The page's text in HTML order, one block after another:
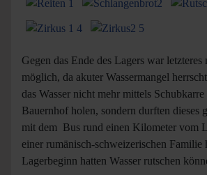
Gegen das Ende des Lagers war letzteres
möglich, da akuter Wassermangel
das Wasser nicht mehr mittels
Bauernhof holen, sondern durften dieses
mit dem Bus rund einen Kilometer vom
einer rumänisch-schweizerischen
Lagerbeginn hatten Wasser rutschen